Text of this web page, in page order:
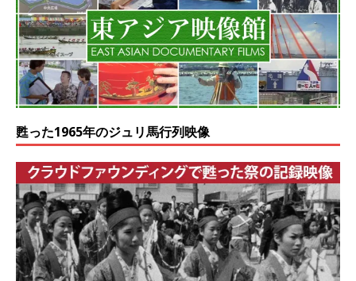
甦った1965年のジュリ馬行列映像